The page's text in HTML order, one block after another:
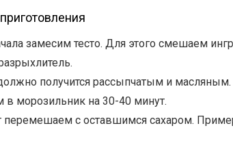
замесим тесто. Для этого смешаем
получится рассыпчатым и
в морозильник на 30-40 минут.
перемешаем с оставшимся сахаром.